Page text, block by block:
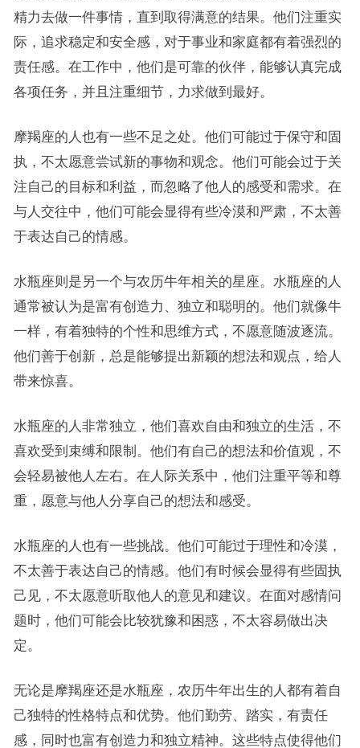
精力去做一件事情，直到取得满意的结果。他们注重实
际，追求稳定和安全感，对于事业和家庭都有着强烈的
责任感。在工作中，他们是可靠的伙伴，能够认真完成
各项任务，并且注重细节，力求做到最好。
摩羯座的人也有一些不足之处。他们可能过于保守和固
执，不太愿意尝试新的事物和观念。他们可能会过于关
注自己的目标和利益，而忽略了他人的感受和需求。在
与人交往中，他们可能会显得有些冷漠和严肃，不太善
于表达自己的情感。
水瓶座则是另一个与农历牛年相关的星座。水瓶座的人
通常被认为是富有创造力、独立和聪明的。他们就像牛
一样，有着独特的个性和思维方式，不愿意随波逐流。
他们善于创新，总是能够提出新颖的想法和观点，给人
带来惊喜。
水瓶座的人非常独立，他们喜欢自由和独立的生活，不
喜欢受到束缚和限制。他们有自己的想法和价值观，不
会轻易被他人左右。在人际关系中，他们注重平等和尊
重，愿意与他人分享自己的想法和感受。
水瓶座的人也有一些挑战。他们可能过于理性和冷漠，
不太善于表达自己的情感。他们有时候会显得有些固执
己见，不太愿意听取他人的意见和建议。在面对感情问
题时，他们可能会比较犹豫和困惑，不太容易做出决
定。
无论是摩羯座还是水瓶座，农历牛年出生的人都有着自
己独特的性格特点和优势。他们勤劳、踏实，有责任
感，同时也富有创造力和独立精神。这些特点使得他们